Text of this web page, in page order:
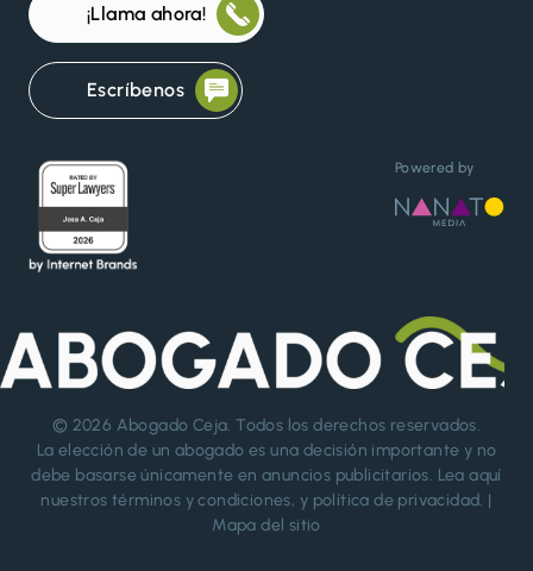
¡Llama ahora!
Escríbenos
Powered by
© 2026 Abogado Ceja. Todos los derechos reservados.
La elección de un abogado es una decisión importante y no
debe basarse únicamente en anuncios publicitarios. Lea aquí
nuestrostérminos y condiciones, y política de privacidad. |
Mapa del sitio